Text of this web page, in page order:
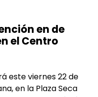
en de
el Centro
este viernes 22 de
en la Plaza Seca